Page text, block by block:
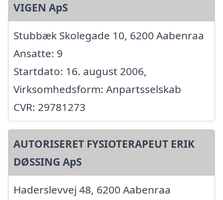
VIGEN ApS
Stubbæk Skolegade 10, 6200 Aabenraa
Ansatte: 9
Startdato: 16. august 2006,
Virksomhedsform: Anpartsselskab
CVR: 29781273
AUTORISERET FYSIOTERAPEUT ERIK
DØSSING ApS
Haderslevvej 48, 6200 Aabenraa